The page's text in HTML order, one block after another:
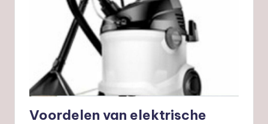
Voordelen van elektrische